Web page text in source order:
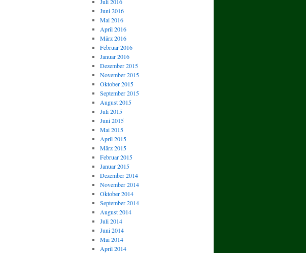
Juni 2016
Mai 2016
April 2016
März 2016
Februar 2016
Januar 2016
Dezember 2015
November 2015
Oktober 2015
September 2015
August 2015
Juli 2015
Juni 2015
Mai 2015
April 2015
März 2015
Februar 2015
Januar 2015
Dezember 2014
November 2014
Oktober 2014
September 2014
August 2014
Juli 2014
Juni 2014
Mai 2014
April 2014